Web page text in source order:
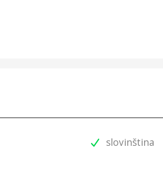
slovinština